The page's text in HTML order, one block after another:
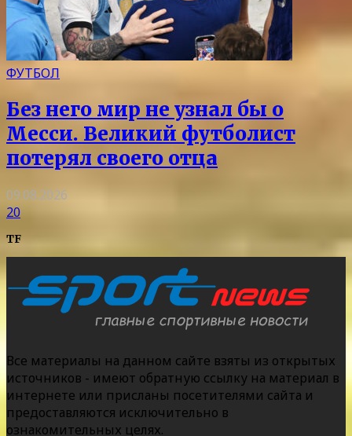
ФУТБОЛ
Без него мир не узнал бы о
Месси. Великий футболист
потерял своего отца
09.08.2026
20
TF
Все материалы на данном сайте взяты из открытых
источников - имеют обратную ссылку на материал в
интернете или присланы посетителями сайта и
предоставляются исключительно в
ознакомительных целях.